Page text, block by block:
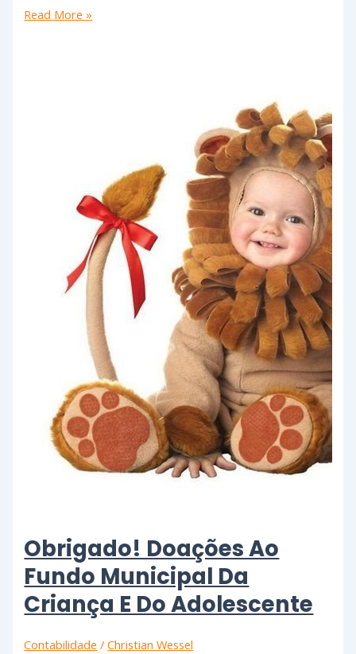
Read More »
Obrigado! Doações Ao
Fundo Municipal Da
Criança E Do Adolescente
Contabilidade /Christian Wessel